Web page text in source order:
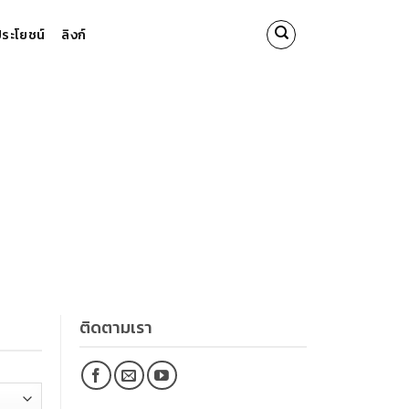
ะโยชน์ ลิงก์
ติดตามเรา